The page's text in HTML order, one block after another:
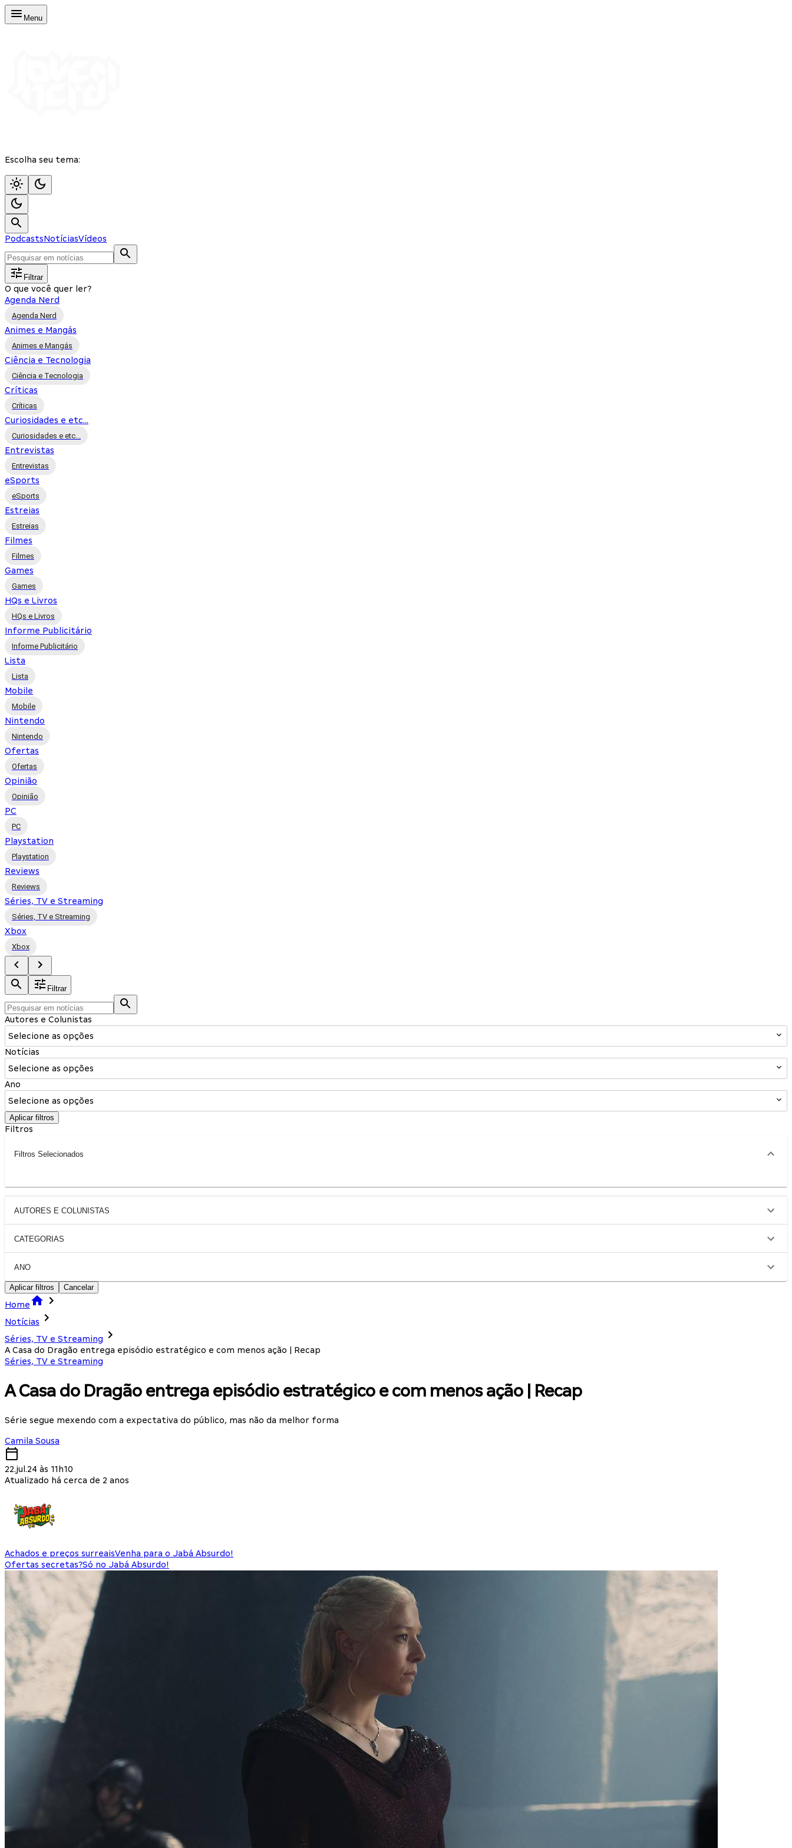
Menu
Escolha seu tema:
PodcastsNotíciasVídeos
Filtrar
O que você quer ler?
Agenda Nerd
Agenda Nerd
Animes e Mangás
Animes e Mangás
Ciência e Tecnologia
Ciência e Tecnologia
Críticas
Críticas
Curiosidades e etc...
Curiosidades e etc...
Entrevistas
Entrevistas
eSports
eSports
Estreias
Estreias
Filmes
Filmes
Games
Games
HQs e Livros
HQs e Livros
Informe Publicitário
Informe Publicitário
Lista
Lista
Mobile
Mobile
Nintendo
Nintendo
Ofertas
Ofertas
Opinião
Opinião
PC
PC
Playstation
Playstation
Reviews
Reviews
Séries, TV e Streaming
Séries, TV e Streaming
Xbox
Xbox
Filtrar
Autores e Colunistas
Selecione as opções
Notícias
Selecione as opções
Ano
Selecione as opções
Aplicar filtros
Filtros
Filtros Selecionados
AUTORES E COLUNISTAS
CATEGORIAS
ANO
Aplicar filtros Cancelar
Home
Notícias
Séries, TV e Streaming
A Casa do Dragão entrega episódio estratégico e com menos ação | Recap
Séries, TV e Streaming
A Casa do Dragão entrega episódio estratégico e com menos ação | Recap
Série segue mexendo com a expectativa do público, mas não da melhor forma
Camila Sousa
22.jul.24 às 11h10
Atualizado há cerca de 2 anos
Achados e preços surreaisVenha para o Jabá Absurdo!
Ofertas secretas?Só no Jabá Absurdo!